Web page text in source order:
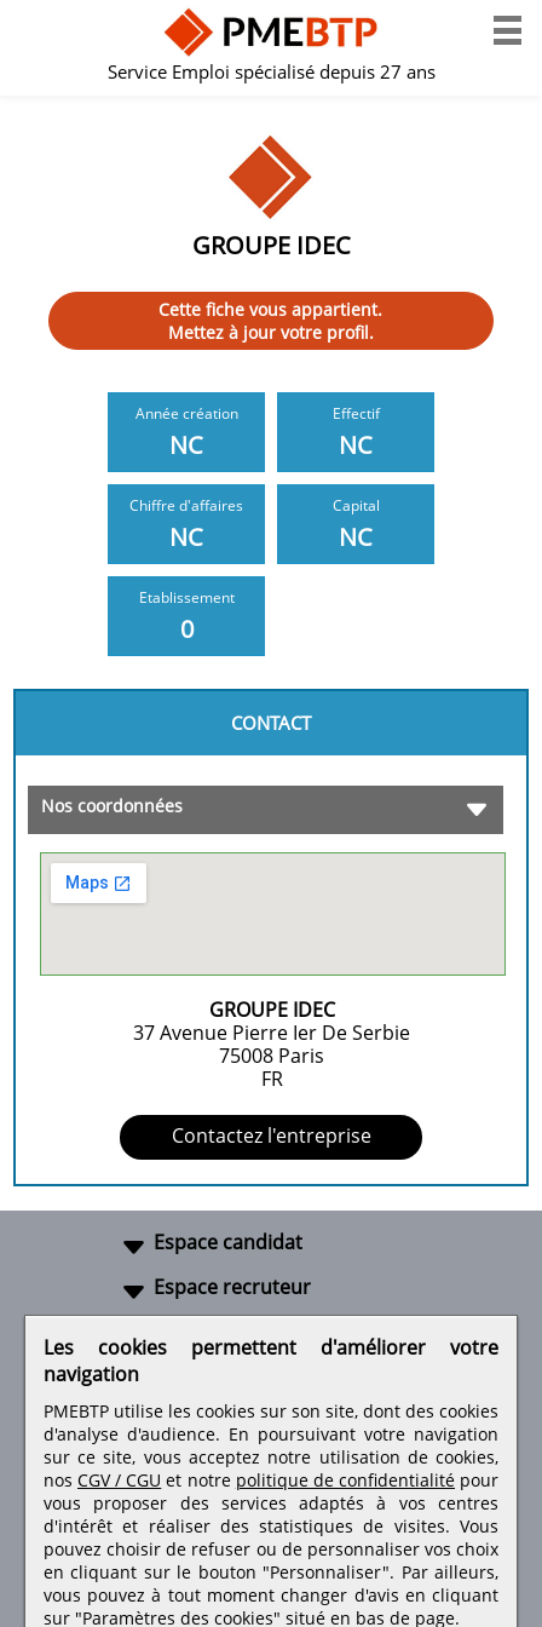
Service Emploi spécialisé depuis 27 ans
GROUPE IDEC
Cette fiche vous appartient.
Mettez à jour votre profil.
Année création
NC
Effectif
NC
Chiffre d'affaires
NC
Capital
NC
Etablissement
0
CONTACT
Nos coordonnées
GROUPE IDEC
37 Avenue Pierre Ier De Serbie
75008 Paris
FR
Contactez l'entreprise
Espace candidat
Espace recruteur
Retrouvez-nous sur les réseaux sociaux
Les cookies permettent d'améliorer votre
navigation
PMEBTP utilise les cookies sur son site, dont des cookies
d'analyse d'audience. En poursuivant votre navigation
sur ce site, vous acceptez notre utilisation de cookies,
nos CGV / CGU et notre politique de confidentialité pour
vous proposer des services adaptés à vos centres
d'intérêt et réaliser des statistiques de visites.Vous
pouvez choisir de refuser ou de personnaliser vos choix
en cliquant sur le bouton "Personnaliser". Par ailleurs,
vous pouvez à tout moment changer d'avis en cliquant
sur "Paramètres des cookies" situé en bas de page.